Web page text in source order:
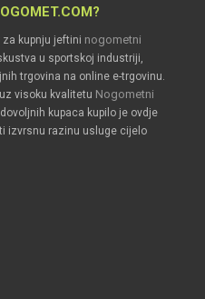
za kupnju jeftini nogometni
u sportskoj industriji,
trgovina na online e-trgovinu.
visoku kvalitetu Nogometni
kupaca kupilo je ovdje
izvrsnu razinu usluge cijelo